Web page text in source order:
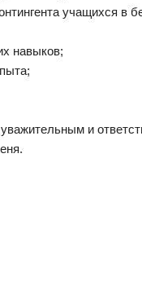
учащихся в
навыков;
и